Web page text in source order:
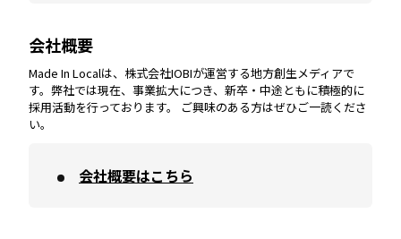
会社概要
Made In Localは、株式会社IOBIが運営する地方創生メディアで
す。弊社では現在、事業拡大につき、新卒・中途ともに積極的に
採用活動を行っております。 ご興味のある方はぜひご一読くださ
い。
会社概要はこちら